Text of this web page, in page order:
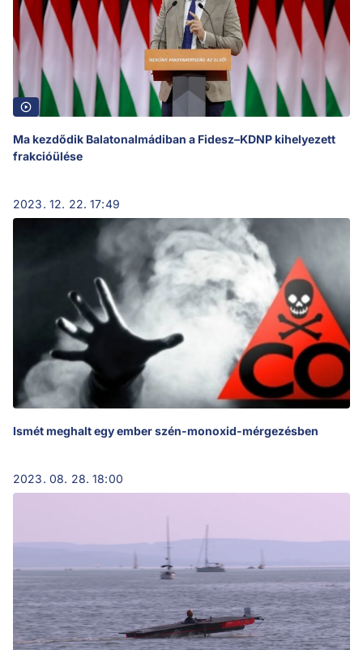
Ma kezdődik Balatonalmádiban a Fidesz–KDNP kihelyezett
frakcióülése
2023. 12. 22. 17:49
Ismét meghalt egy ember szén-monoxid-mérgezésben
2023. 08. 28. 18:00